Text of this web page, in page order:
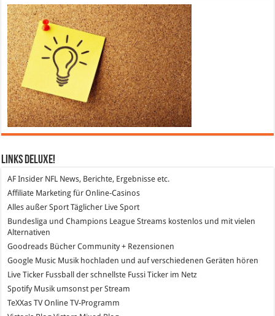
Links DeLuXe!
AF Insider NFL News, Berichte, Ergebnisse etc.
Affiliate Marketing für Online-Casinos
Alles außer Sport Täglicher Live Sport
Bundesliga und Champions League Streams kostenlos und mit vielen
Alternativen
Goodreads Bücher Community + Rezensionen
Google Music Musik hochladen und auf verschiedenen Geräten hören
Live Ticker Fussball der schnellste Fussi Ticker im Netz
SpotifyMusik umsonst per Stream
TeXXas TVOnline TV-Programm